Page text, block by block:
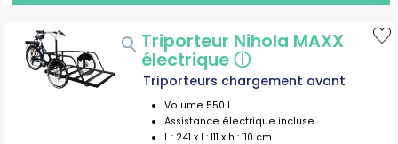
Triporteur Nihola MAXX
électriqueⓘ
Triporteurs chargement avant
Volume 550 L
Assistance électrique incluse
L : 241 x l :111 x h :110 cm